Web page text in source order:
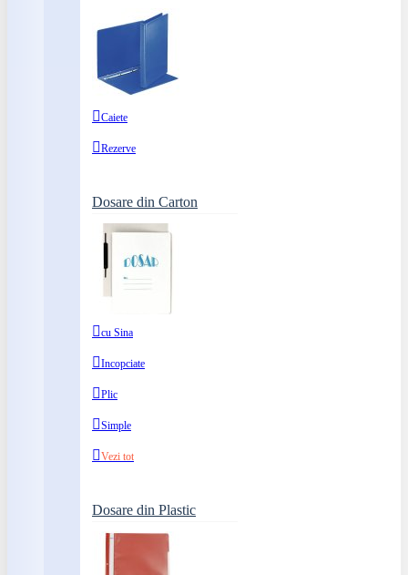
Caiete
Rezerve
Dosare din Carton
cu Sina
Incopciate
Plic
Simple
Vezi tot
Dosare din Plastic